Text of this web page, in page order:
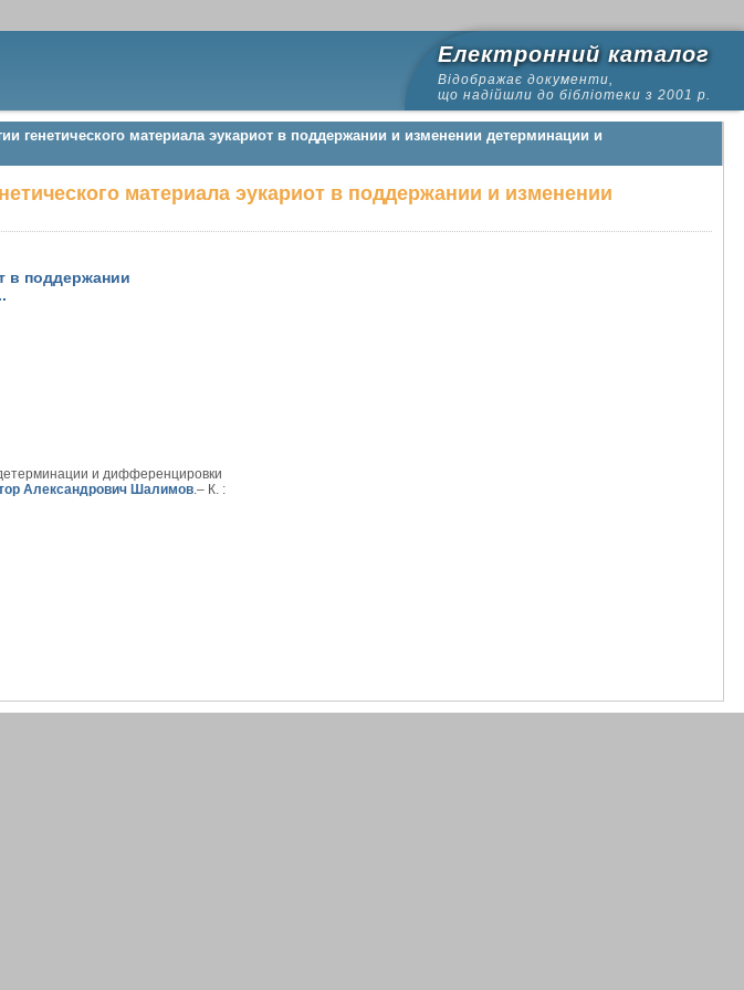
Електронний каталог
Відображає документи,
що надійшли до бібліотеки з 2001 р.
генетического материала эукариот в поддержании и изменении детерминации и
материала эукариот в поддержании и изменении
в поддержании
и дифференцировки
Александрович Шалимов.– К. :